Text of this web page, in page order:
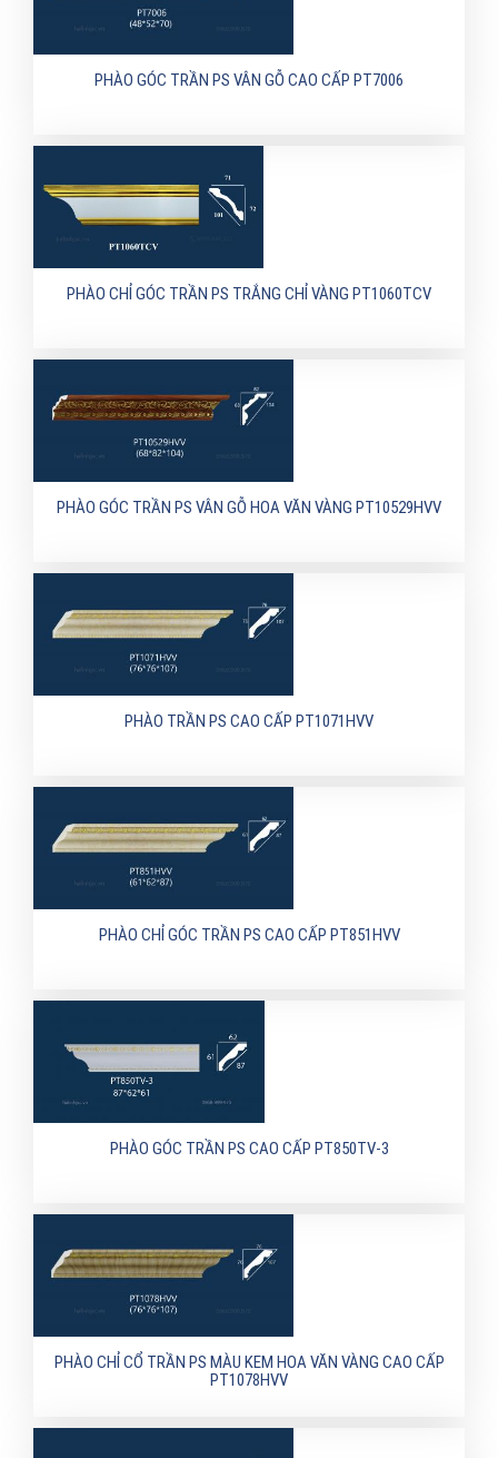
PHÀO GÓC TRẦN PS VÂN GỖ CAO CẤP PT7006
PHÀO CHỈ GÓC TRẦN PS TRẮNG CHỈ VÀNG PT1060TCV
PHÀO GÓC TRẦN PS VÂN GỖ HOA VĂN VÀNG PT10529HVV
PHÀO TRẦN PS CAO CẤP PT1071HVV
PHÀO CHỈ GÓC TRẦN PS CAO CẤP PT851HVV
PHÀO GÓC TRẦN PS CAO CẤP PT850TV-3
PHÀO CHỈ CỔ TRẦN PS MÀU KEM HOA VĂN VÀNG CAO CẤP
PT1078HVV